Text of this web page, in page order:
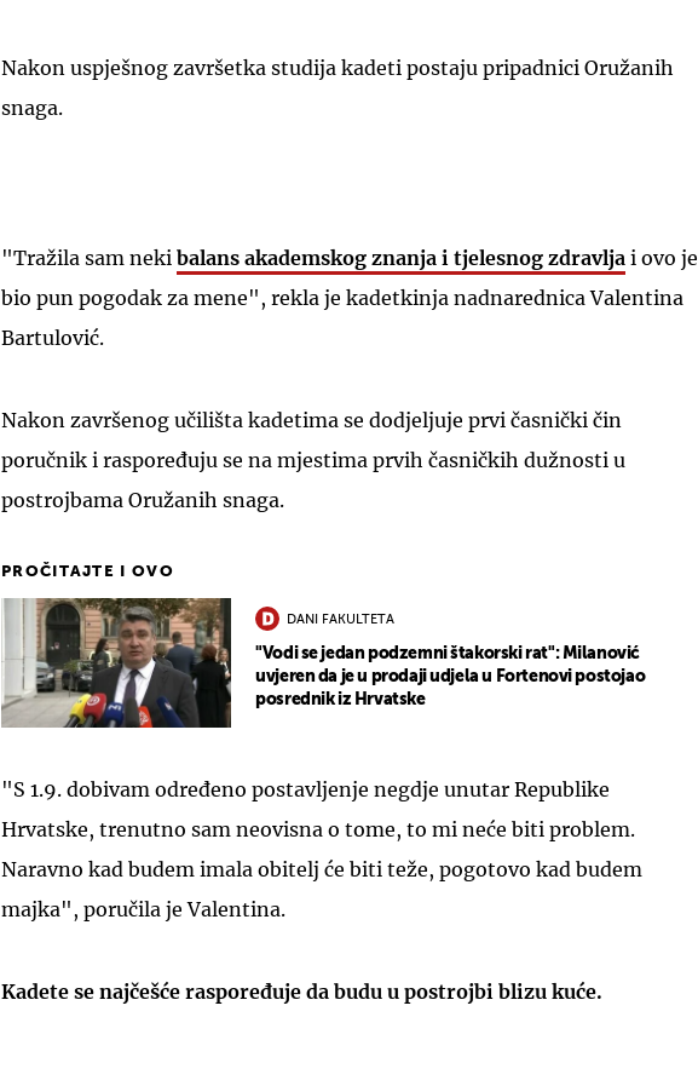
Nakon uspješnog završetka studija kadeti postaju pripadnici Oružanih
snaga.
"Tražila sam neki balans akademskog znanja i tjelesnog zdravlja i ovo je
bio pun pogodak za mene", rekla je kadetkinja nadnarednica Valentina
Bartulović.
Nakon završenog učilišta kadetima se dodjeljuje prvi časnički čin
poručnik i raspoređuju se na mjestima prvih časničkih dužnosti u
postrojbama Oružanih snaga.
PROČITAJTE I OVO
DANI FAKULTETA
"Vodi se jedan podzemni štakorski rat": Milanović
uvjeren da je u prodaji udjela u Fortenovi postojao
posrednik iz Hrvatske
"S 1.9. dobivam određeno postavljenje negdje unutar Republike
Hrvatske, trenutno sam neovisna o tome, to mi neće biti problem.
Naravno kad budem imala obitelj će biti teže, pogotovo kad budem
majka", poručila je Valentina.
Kadete se najčešće raspoređuje da budu u postrojbi blizu kuće.